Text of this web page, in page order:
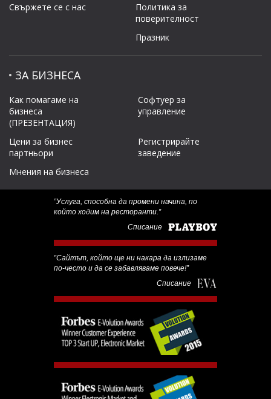
Свържете се с нас
Политикa за
поверителност
Празник
ЗА БИЗНЕСА
Как помагаме на
бизнеса
(ПРЕЗЕНТАЦИЯ)
Софтуер за
управление
Цени за бизнес
партньори
Регистрирайте
заведение
Мнения на бизнеса
‟Услуга, способна да промени начина, по
който ходим на ресторанти.”
Списание
‟Сайтът, който ще ни накара да излизаме
по-често и да се забавляваме повече!”
Списание